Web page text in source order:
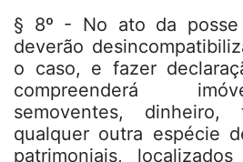
§ 8º - No ato da posse
deverão
o caso, e fazer
compreenderá
semoventes,
qualquer outra espécie
patrimoniais,